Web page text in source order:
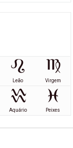
Leão Virgem
Aquário Peixes